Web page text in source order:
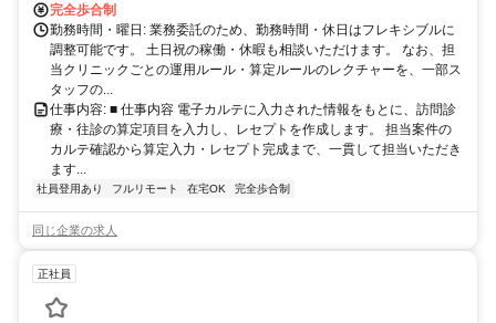
完全歩合制
勤務時間・曜日: 業務委託のため、勤務時間・休日はフレキシブルに
調整可能です。 土日祝の稼働・休暇も相談いただけます。 なお、担
当クリニックごとの運用ルール・算定ルールのレクチャーを、一部ス
タッフの...
仕事内容: ■ 仕事内容 電子カルテに入力された情報をもとに、訪問診
療・往診の算定項目を入力し、レセプトを作成します。 担当案件の
カルテ確認から算定入力・レセプト完成まで、一貫して担当いただき
ます...
社員登用あり フルリモート 在宅OK 完全歩合制
同じ企業の求人
正社員